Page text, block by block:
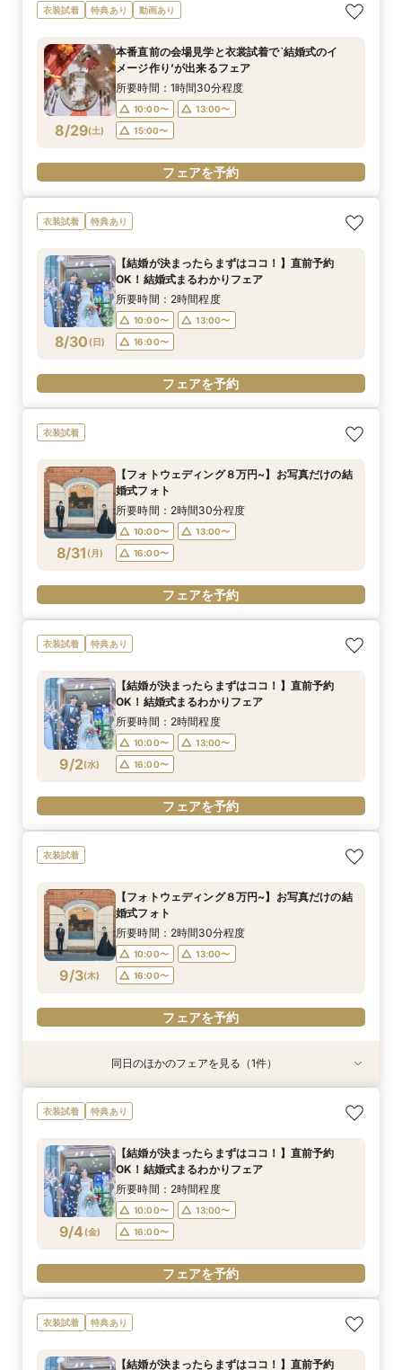
衣装試着 特典あり 動画あり
8/29(土)
本番直前の会場見学と衣裳試着で`結婚式のイ
メージ作り’が出来るフェア
所要時間：1時間30分程度
10:00〜
13:00〜
15:00〜
フェアを予約
衣装試着 特典あり
8/30 (日)
【結婚が決まったらまずはココ！】直前予約
OK！結婚式まるわかりフェア
所要時間：2時間程度
10:00〜
13:00〜
16:00〜
フェアを予約
衣装試着
8/31 (月)
【フォトウェディング８万円~】お写真だけの結
婚式フォト
所要時間：2時間30分程度
10:00〜
13:00〜
16:00〜
フェアを予約
衣装試着 特典あり
9/2(水)
【結婚が決まったらまずはココ！】直前予約
OK！結婚式まるわかりフェア
所要時間：2時間程度
10:00〜
13:00〜
16:00〜
フェアを予約
衣装試着
9/3(木)
【フォトウェディング８万円~】お写真だけの結
婚式フォト
所要時間：2時間30分程度
10:00〜
13:00〜
16:00〜
フェアを予約
特典あり
9/3(木)
【パパママ・おめでた婚必見】キッズスペース完
備！不安解消！徹底サポート相談会
10:00〜
13:00〜
16:00〜
フェアを予約
同日のほかのフェアを見る（1件）
衣装試着 特典あり
9/4 (金)
【結婚が決まったらまずはココ！】直前予約
OK！結婚式まるわかりフェア
所要時間：2時間程度
10:00〜
13:00〜
16:00〜
フェアを予約
衣装試着 特典あり
【結婚が決まったらまずはココ！】直前予約